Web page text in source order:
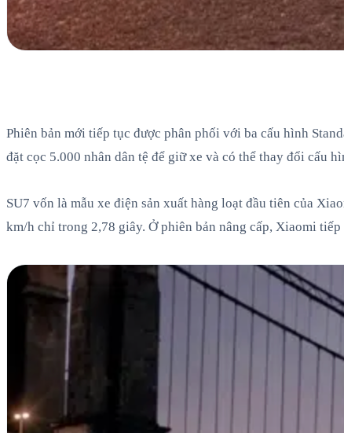
Phiên bản mới tiếp tục được phân phối với ba cấu hình
đặt cọc 5.000 nhân dân tệ để giữ xe và có thể thay đổi cấu
SU7 vốn là mẫu xe điện sản xuất hàng loạt đầu tiên của
km/h chỉ trong 2,78 giây. Ở phiên bản nâng cấp, Xiaomi